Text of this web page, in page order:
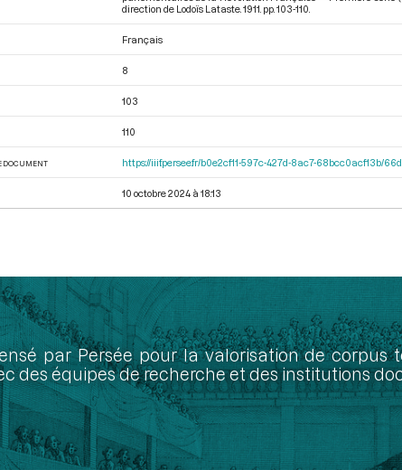
direction de Lodoïs Lataste. 1911. pp. 103-110.
Français
8
103
110
DOCUMENT https://iiif.persee.fr/b0e2cf11-597c-427d-8ac7-68bcc0acf13b/
10 octobre 2024 à 18:13
par Persée pour la valorisation de
des équipes de recherche et des institutions